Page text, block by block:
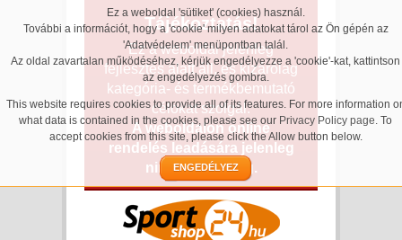
Ez a weboldal 'sütiket' (cookies) használ.
További a információt, hogy a 'cookie' milyen adatokat tárol az Ön gépén az
'Adatvédelem' menüpontban talál.
Az oldal zavartalan működéséhez, kérjük engedélyezze a 'cookie'-kat, kattintson
az engedélyezés gombra.
This website requires cookies to provide all of its features. For more information
what data is contained in the cookies, please see our Privacy Policy page. To
accept cookies from this site, please click the Allow button below.
ENGEDÉLYEZ
Tájékoztatás!
Ez a weboldal jelenleg
fejlesztés alatt áll, és kizárólag
kategória- és termékbemutató
célokat szolgál.
A weboldalon online
rendelés leadására jelenleg
nincs lehetőség.